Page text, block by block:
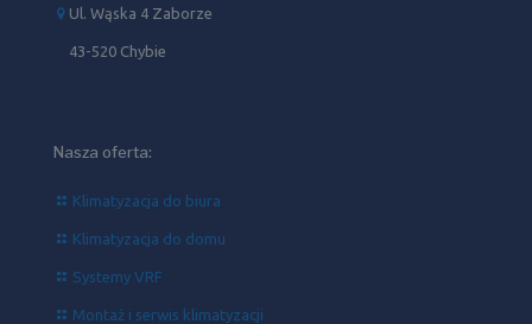
Ul. Wąska 4 Zaborze
43-520 Chybie
Nasza oferta:
Klimatyzacja do biura
Klimatyzacja do domu
Systemy VRF
Montaż i serwis klimatyzacji